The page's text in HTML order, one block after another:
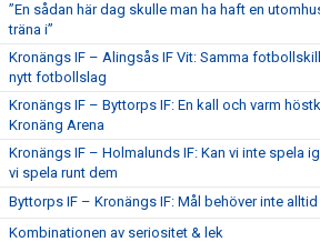
”En sådan här dag skulle man ha haft en
träna i”
Kronängs IF – Alingsås IF Vit: Samma
nytt fotbollslag
Kronängs IF – Byttorps IF: En kall och varm
Kronäng Arena
Kronängs IF – Holmalunds IF: Kan vi inte spela
vi spela runt dem
Byttorps IF – Kronängs IF: Mål behöver inte
Kombinationen av seriositet & lek